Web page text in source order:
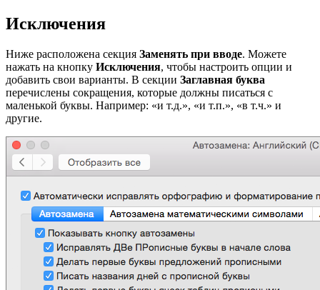
Исключения
Ниже расположена секция Заменять при вводе. Можете
нажать на кнопку Исключения, чтобы настроить опции и
добавить свои варианты. В секции Заглавная буква
перечислены сокращения, которые должны писаться с
маленькой буквы. Например: «и т.д.», «и т.п.», «в т.ч.» и
другие.